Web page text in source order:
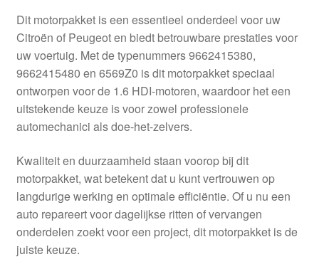
Contact
Kassa
Klachten
Levering
Mijn account
Over ons
Dit motorpakket is een essentieel onderdeel voor uw
Citroën of Peugeot en biedt betrouwbare prestaties voor
uw voertuig. Met de typenummers 9662415380,
9662415480 en 6569Z0 is dit motorpakket speciaal
ontworpen voor de 1.6 HDI-motoren, waardoor het een
uitstekende keuze is voor zowel professionele
automechanici als doe-het-zelvers.
Kwaliteit en duurzaamheid staan voorop bij dit
motorpakket, wat betekent dat u kunt vertrouwen op
langdurige werking en optimale efficiëntie. Of u nu een
auto repareert voor dagelijkse ritten of vervangen
onderdelen zoekt voor een project, dit motorpakket is de
juiste keuze.